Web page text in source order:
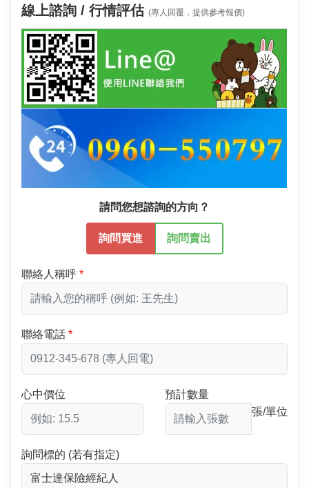
線上諮詢 / 行情評估 (專人回覆，提供參考報價)
請問您想諮詢的方向？
詢問買進 詢問賣出
聯絡人稱呼
聯絡電話
心中價位
預計數量
張/單位
詢問標的 (若有指定)